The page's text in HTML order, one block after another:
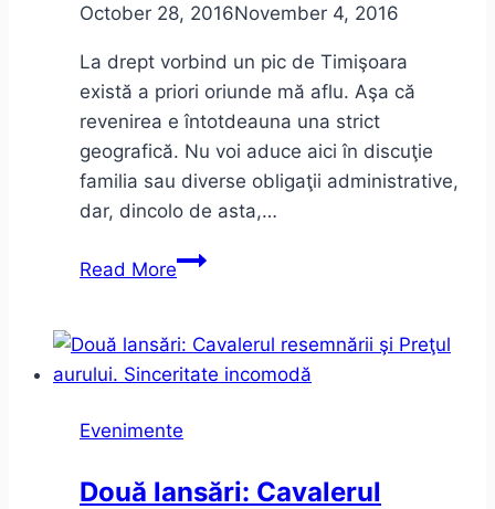
October 28, 2016November 4, 2016
La drept vorbind un pic de Timişoara
există a priori oriunde mă aflu. Aşa că
revenirea e întotdeauna una strict
geografică. Nu voi aduce aici în discuţie
familia sau diverse obligaţii administrative,
dar, dincolo de asta,…
Read MoreCe
mai
găsit
să
în
Evenimente
Două lansări: Cavalerul